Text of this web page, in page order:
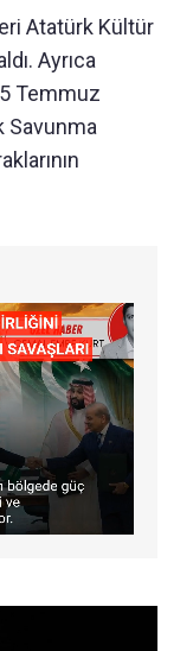
Atatürk Kültür
Ayrıca
Temmuz
Savunma